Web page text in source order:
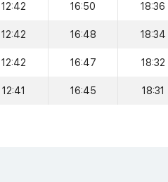
12:42 16:50 18:36
12:42 16:48 18:34
12:42 16:47 18:32
12:41 16:45 18:31